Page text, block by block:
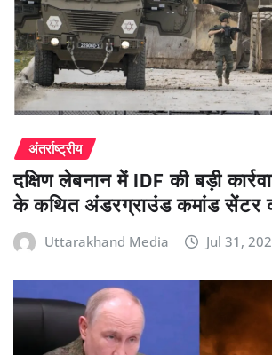
अंतर्राष्ट्रीय
दक्षिण लेबनान में IDF की बड़ी
के कथित अंडरग्राउंड कमांड सेंटर
Uttarakhand Media Jul 31,